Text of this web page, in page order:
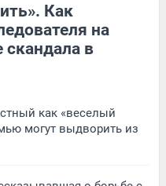
Как
на
скандала в
как «веселый
могут выдворить из